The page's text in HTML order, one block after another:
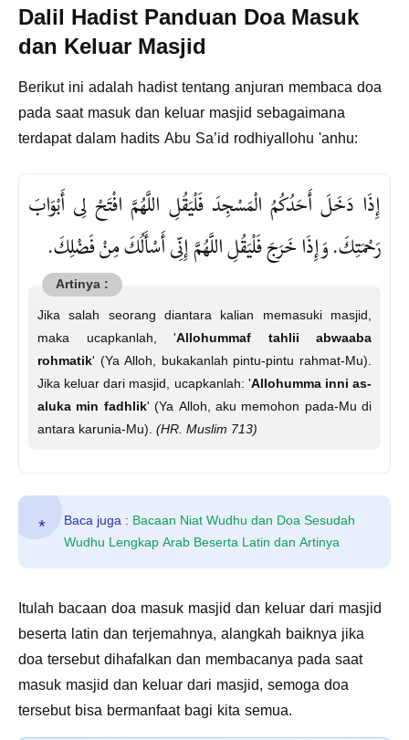
Dalil Hadist Panduan Doa Masuk
dan Keluar Masjid
Berikut ini adalah hadist tentang anjuran membaca doa
pada saat masuk dan keluar masjid sebagaimana
terdapat dalam hadits Abu Sa’id rodhiyallohu 'anhu:
إِذَا دَخَلَ أَحَدُكُمُ الْمَسْجِدَ فَلْيَقُلِ اللَّهُمَّ افْتَحْ لِى أَبْوَابَ
رَحْمَتِكَ. وَإِذَا خَرَجَ فَلْيَقُلِ اللَّهُمَّ إِنِّى أَسْأَلُكَ مِنْ فَضْلِكَ.
Jika salah seorang diantara kalian memasuki masjid,
maka ucapkanlah, 'Allohummaf tahlii abwaaba
rohmatik' (Ya Alloh, bukakanlah pintu-pintu rahmat-Mu).
Jika keluar dari masjid, ucapkanlah: 'Allohumma inni as-
aluka min fadhlik' (Ya Alloh, aku memohon pada-Mu di
antara karunia-Mu). (HR. Muslim 713)
Baca juga : Bacaan Niat Wudhu dan Doa Sesudah
Wudhu Lengkap Arab Beserta Latin dan Artinya
Itulah bacaan doa masuk masjid dan keluar dari masjid
beserta latin dan terjemahnya, alangkah baiknya jika
doa tersebut dihafalkan dan membacanya pada saat
masuk masjid dan keluar dari masjid, semoga doa
tersebut bisa bermanfaat bagi kita semua.